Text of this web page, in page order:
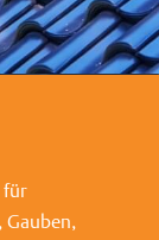
für
Gauben,